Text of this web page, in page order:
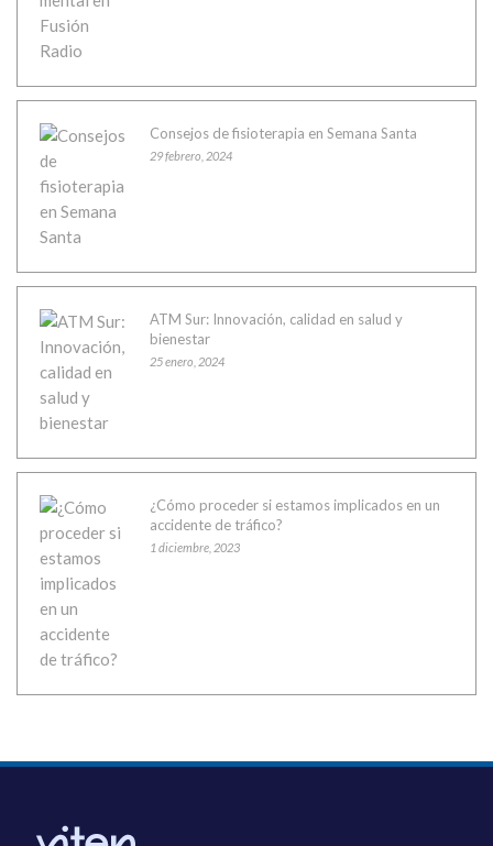
Consejos de fisioterapia en Semana Santa
29 febrero, 2024
ATM Sur: Innovación, calidad en salud y
bienestar
25 enero, 2024
¿Cómo proceder si estamos implicados en un
accidente de tráfico?
1 diciembre, 2023